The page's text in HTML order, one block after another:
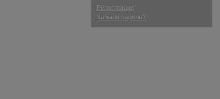
Регистрация
Забыли пароль?